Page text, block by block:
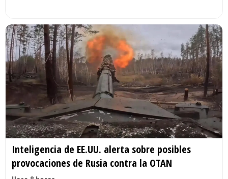
Inteligencia de EE.UU. alerta sobre posibles
provocaciones de Rusia contra la OTAN